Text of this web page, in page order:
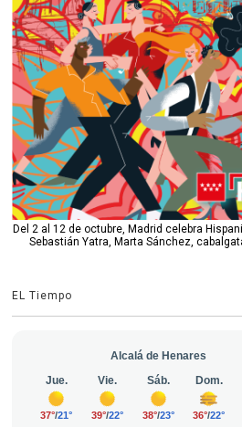
Del 2 al 12 de octubre, Madrid celebra
Sebastián Yatra, Marta Sánchez,
EL Tiempo